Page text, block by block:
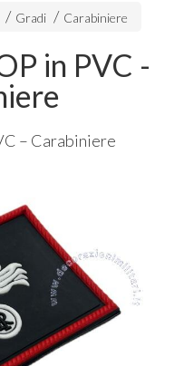
Gradi Carabiniere
in PVC -
– Carabiniere